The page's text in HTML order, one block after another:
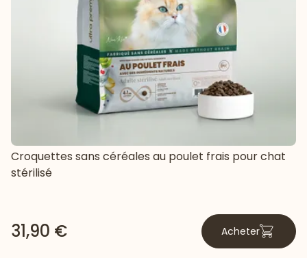
Croquettes sans céréales au poulet frais pour chat
stérilisé
31,90 € Acheter